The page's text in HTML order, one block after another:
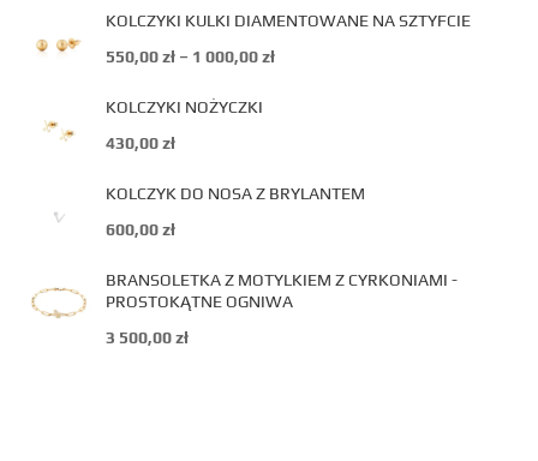
KOLCZYKI KULKI DIAMENTOWANE NA SZTYFCIE
550,00zł – 1 000,00zł
KOLCZYKI NOŻYCZKI
430,00zł
KOLCZYK DO NOSA Z BRYLANTEM
600,00zł
BRANSOLETKA Z MOTYLKIEM Z CYRKONIAMI -
PROSTOKĄTNE OGNIWA
3 500,00zł